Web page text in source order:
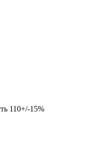
110+/-15%